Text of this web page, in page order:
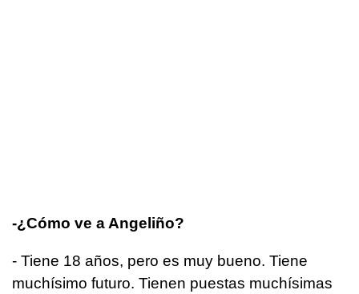
-¿Cómo ve a Angeliño?
- Tiene 18 años, pero es muy bueno. Tiene
muchísimo futuro. Tienen puestas muchísimas